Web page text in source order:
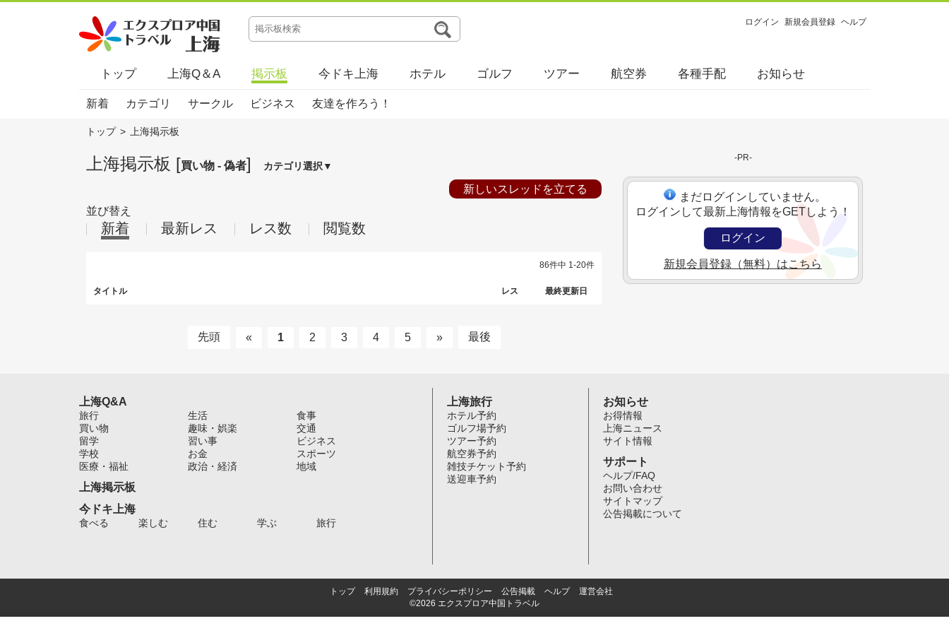
ログイン 新規会員登録 ヘルプ
トップ 上海Q＆A 掲示板 今ドキ上海 ホテル ゴルフ ツアー 航空券 各種手配 お知らせ
新着 カテゴリ サークル ビジネス 友達を作ろう！
トップ > 上海掲示板
上海掲示板 [買い物 - 偽者] カテゴリ選択▼
新しいスレッドを立てる
並び替え
新着 最新レス レス数 閲覧数
86件中 1-20件
タイトル レス 最終更新日
先頭 « 1 2 3 4 5 » 最後
-PR-
まだログインしていません。
ログインして最新上海情報をGETしよう！
ログイン
新規会員登録（無料）はこちら
上海Q&A
旅行 生活
食事
買い物
趣味・娯楽
交通
留学
習い事
ビジネス
学校
お金
スポーツ
医療・福祉
政治・経済 地域
上海掲示板
今ドキ上海
食べる 楽しむ 住む 学ぶ 旅行
上海旅行
ホテル予約
ゴルフ場予約
ツアー予約
航空券予約
雑技チケット予約
送迎車予約
お知らせ
お得情報
上海ニュース
サイト情報
サポート
ヘルプ/FAQ
お問い合わせ
サイトマップ
公告掲載について
トップ 利用規約 プライバシーポリシー 公告掲載 ヘルプ
運営会社
©2026 エクスプロア中国トラベル